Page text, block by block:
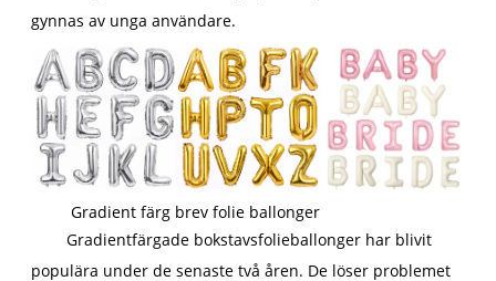
gynnas av unga användare.
Gradient färg brev folie ballonger
Gradientfärgade bokstavsfolieballonger har blivit
populära under de senaste två åren. De löser problemet